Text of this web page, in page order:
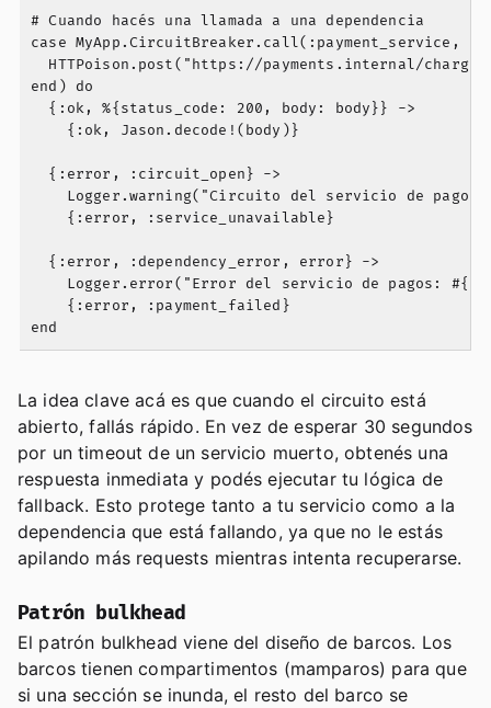
# Cuando hacés una llamada a una dependencia
case MyApp.CircuitBreaker.call(:payment_service,
HTTPoison.post("https://payments.internal/
end) do
  {:ok, %{status_code: 200, body: body}} ->
    {:ok, Jason.decode!(body)}
  {:error, :circuit_open} ->
Logger.warning("Circuito del servicio de pagos
    {:error, :service_unavailable}
  {:error, :dependency_error, error} ->
Logger.error("Error del servicio de pagos:
    {:error, :payment_failed}
La idea clave acá es que cuando el circuito está
abierto, fallás rápido. En vez de esperar 30 segundos
por un timeout de un servicio muerto, obtenés una
respuesta inmediata y podés ejecutar tu lógica de
fallback. Esto protege tanto a tu servicio como a la
dependencia que está fallando, ya que no le estás
apilando más requests mientras intenta recuperarse.
Patrón bulkhead
El patrón bulkhead viene del diseño de barcos. Los
barcos tienen compartimentos (mamparos) para que
si una sección se inunda, el resto del barco se